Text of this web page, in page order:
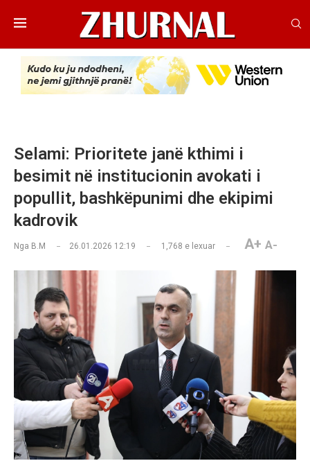
Selami: Prioritete janë kthimi i
besimit në institucionin avokati i
popullit, bashkëpunimi dhe ekipimi
kadrovik
Nga B.M 26.01.2026 12:19 1,768 e lexuar A+ A-